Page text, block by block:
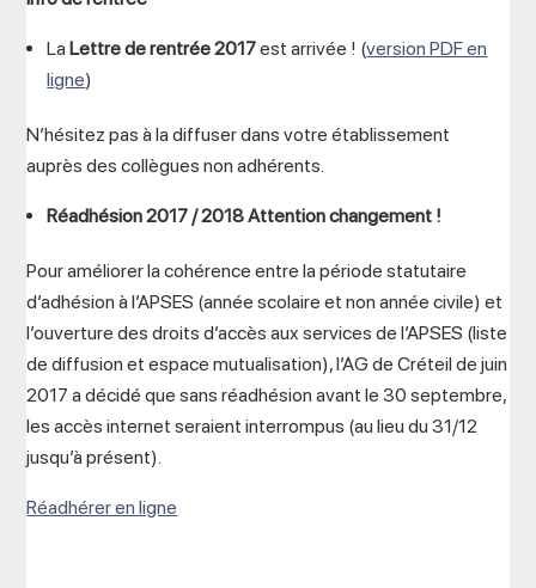
LaLettre de rentrée2017est arrivée ! (version PDF en
ligne)
N’hésitez pas à la diffuser dans votre établissement
auprès des collègues non adhérents.
Réadhésion 2017 / 2018Attention changement !
Pour améliorer la cohérence entre la période statutaire
d’adhésion à l’APSES (année scolaire et non année civile) et
l’ouverture des droits d’accès aux services de l’APSES (liste
de diffusion et espace mutualisation), l’AG de Créteil de juin
2017 a décidé que sans réadhésion avant le 30 septembre,
les accès internet seraient interrompus (au lieu du 31/12
jusqu’à présent).
Réadhérer en ligne